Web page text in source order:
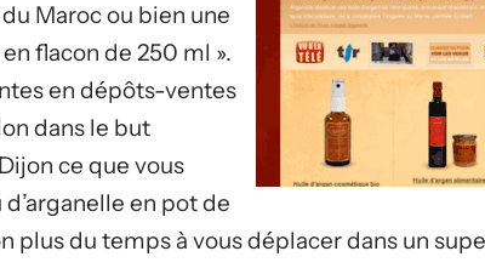
Maroc ou bien une
flacon de 250 ml ».
en dépôts-ventes
dans le but
ce que vous
en pot de
plus du temps à vous déplacer dans un